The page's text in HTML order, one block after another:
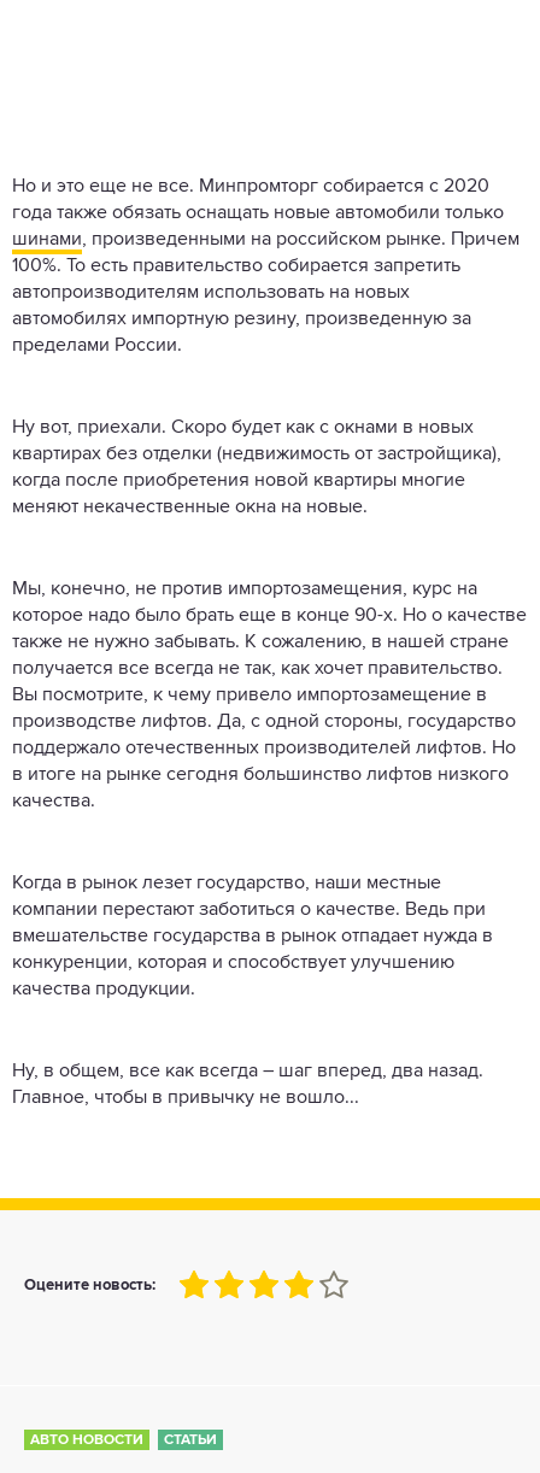
Но и это еще не все. Минпромторг собирается с 2020
года также обязать оснащать новые автомобили только
шинами, произведенными на российском рынке. Причем
100%. То есть правительство собирается запретить
автопроизводителям использовать на новых
автомобилях импортную резину, произведенную за
пределами России.
Ну вот, приехали. Скоро будет как с окнами в новых
квартирах без отделки (недвижимость от застройщика),
когда после приобретения новой квартиры многие
меняют некачественные окна на новые.
Мы, конечно, не против импортозамещения, курс на
которое надо было брать еще в конце 90-х. Но о качестве
также не нужно забывать. К сожалению, в нашей стране
получается все всегда не так, как хочет правительство.
Вы посмотрите, к чему привело импортозамещение в
производстве лифтов. Да, с одной стороны, государство
поддержало отечественных производителей лифтов. Но
в итоге на рынке сегодня большинство лифтов низкого
качества.
Когда в рынок лезет государство, наши местные
компании перестают заботиться о качестве. Ведь при
вмешательстве государства в рынок отпадает нужда в
конкуренции, которая и способствует улучшению
качества продукции.
Ну, в общем, все как всегда – шаг вперед, два назад.
Главное, чтобы в привычку не вошло...
Оцените новость:
80
1 2 3 4 5
АВТО НОВОСТИ СТАТЬИ